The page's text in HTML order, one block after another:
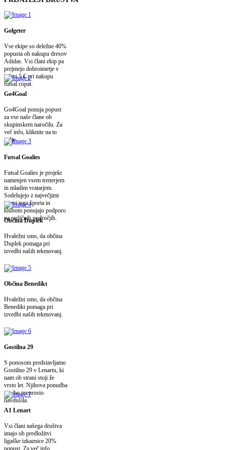
Golgeter
Vse ekipe so deležne 40%
popusta ob nakupu dresov
Adidas. Vsi člani ekip pa
prejmejo dobroimetje v
višini 5 € pri nakupu
futsal copat.
Go4Goal
Go4Goal ponuja popust
za vse naše člane ob
skupinskem naročilu. Za
več info, kliknite na to
polje.
Futsal Goalies
Futsal Goalies je projekt
namenjen vsem trenerjem
in mladim vratarjem.
Sodelujejo z največjimi
imeni tega športa in
klubom ponujajo podporo
na različnih področjih.
Občina Duplek
Hvaležni smo, da občina
Duplek pomaga pri
izvedbi naših tekmovanj.
Občina Benedikt
Hvaležni smo, da občina
Benedikt pomaga pri
izvedbi naših tekmovanj.
Gostilna 29
S ponosom predstavljamo
Gostilno 29 v Lenartu, ki
nam ob strani stoji že
vrsto let. Njihova ponudba
vas bo preprosto
navdušila.
A1 Lenart
Vsi člani našega društva
imajo ob predložitvi
ligaške izkaznice 20%
popust. Za več info,